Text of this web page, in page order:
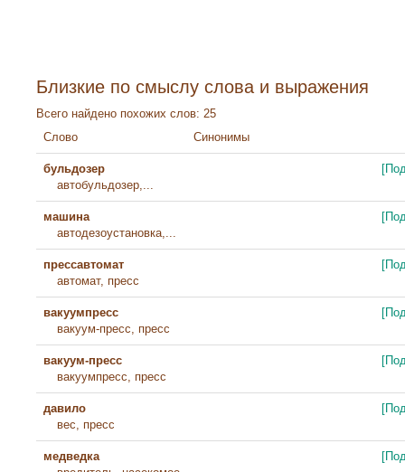
Близкие по смыслу слова и выражения
Всего найдено похожих слов: 25
Слово
Синонимы
бульдозер
автобульдозер,...
машина
автодезоустановка,...
прессавтомат
автомат, пресс
вакуумпресс
вакуум-пресс, пресс
вакуум-пресс
вакуумпресс, пресс
давило
вес, пресс
медведка